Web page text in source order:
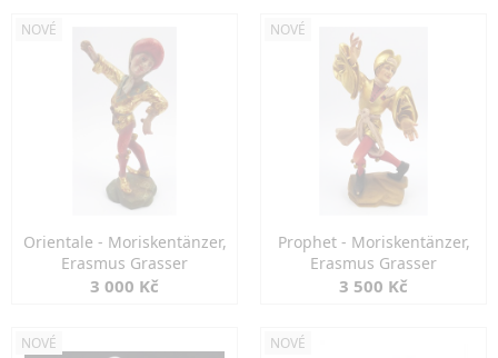
NOVÉ
Orientale - Moriskentänzer,
Erasmus Grasser
3 000 Kč
NOVÉ
Prophet - Moriskentänzer,
Erasmus Grasser
3 500 Kč
NOVÉ NOVÉ